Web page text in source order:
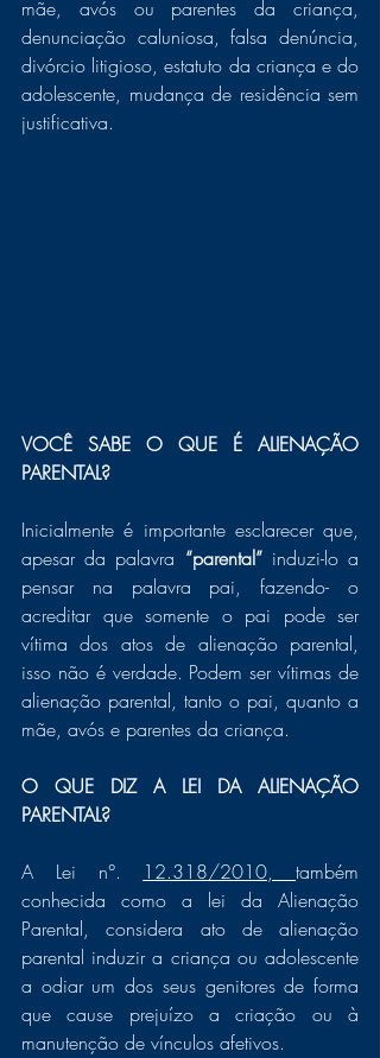
mãe, avós ou parentes da criança,
denunciação caluniosa, falsa denúncia,
divórcio litigioso, estatuto da criança e do
adolescente, mudança de residência sem
justificativa.
VOCÊ SABE O QUE É ALIENAÇÃO
PARENTAL?
Inicialmente é importante esclarecer que,
apesar da palavra “parental” induzi-lo a
pensar na palavra pai, fazendo- o
acreditar que somente o pai pode ser
vítima dos atos de alienação parental,
isso não é verdade. Podem ser vítimas de
alienação parental, tanto o pai, quanto a
mãe, avós e parentes da criança.
O QUE DIZ A LEI DA ALIENAÇÃO
PARENTAL?
A Lei n°. 12.318/2010, também
conhecida como a lei da Alienação
Parental, considera ato de alienação
parental induzir a criança ou adolescente
a odiar um dos seus genitores de forma
que cause prejuízo a criação ou à
manutenção de vínculos afetivos.